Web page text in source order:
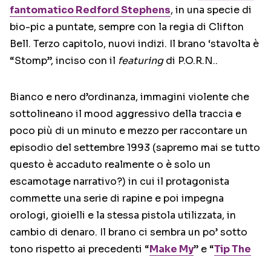
fantomatico Redford Stephens, in una specie di
bio-pic a puntate, sempre con la regia di Clifton
Bell. Terzo capitolo, nuovi indizi. Il brano ‘stavolta è
“Stomp”, inciso con il featuringdi P.O.R.N..
Bianco e nero d’ordinanza, immagini violente che
sottolineano il mood aggressivo della traccia e
poco più di un minuto e mezzo per raccontare un
episodio del settembre 1993 (sapremo mai se tutto
questo è accaduto realmente o è solo un
escamotage narrativo?) in cui il protagonista
commette una serie di rapine e poi impegna
orologi, gioielli e la stessa pistola utilizzata, in
cambio di denaro. Il brano ci sembra un po’ sotto
tono rispetto ai precedenti “Make My” e “Tip The